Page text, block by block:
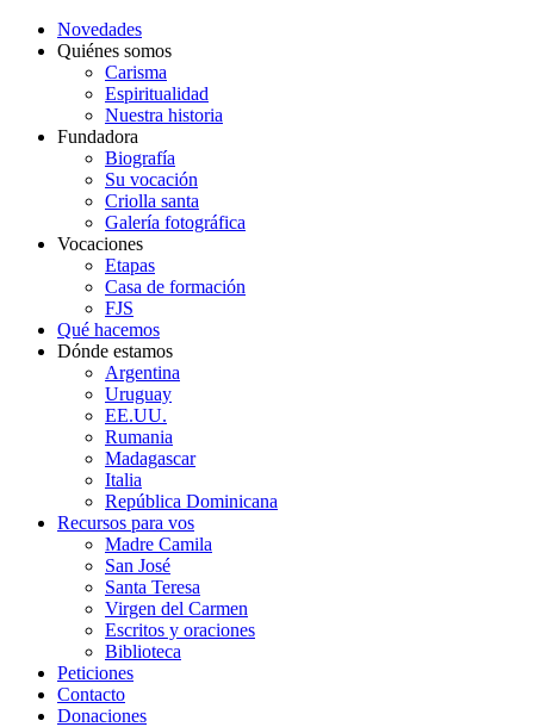
Novedades
Quiénes somos
Carisma
Espiritualidad
Nuestra historia
Fundadora
Biografía
Su vocación
Criolla santa
Galería fotográfica
Vocaciones
Etapas
Casa de formación
FJS
Qué hacemos
Dónde estamos
Argentina
Uruguay
EE.UU.
Rumania
Madagascar
Italia
República Dominicana
Recursos para vos
Madre Camila
San José
Santa Teresa
Virgen del Carmen
Escritos y oraciones
Biblioteca
Peticiones
Contacto
Donaciones